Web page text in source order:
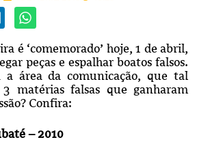
é ‘comemorado’ hoje, 1 de abril,
peças e espalhar boatos falsos.
a área da comunicação, que tal
matérias falsas que ganharam
Confira:
– 2010